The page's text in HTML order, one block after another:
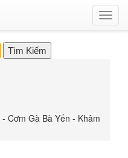
Cơm Gà Bà Yến - Khâm